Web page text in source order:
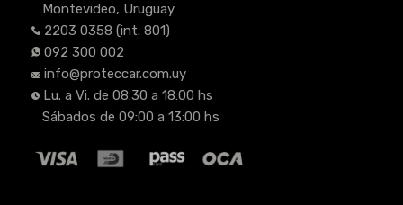
Montevideo, Uruguay
2203 0358 (int. 801)
092 300 002
info@proteccar.com.uy
Lu. a Vi. de 08:30 a 18:00 hs
Sábados de 09:00 a 13:00 hs